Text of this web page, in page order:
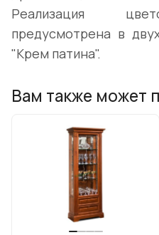
Реализация
предусмотрена в
"Крем патина".
Вам также может